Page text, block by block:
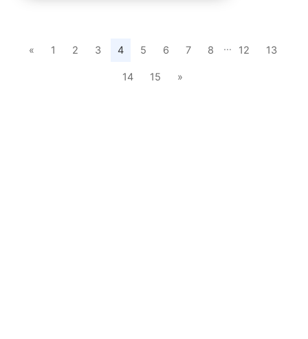
« 1 2 3 4 5 6 7 8 … 12 13
14 15 »